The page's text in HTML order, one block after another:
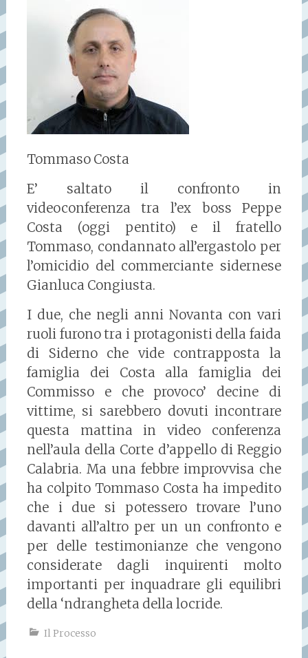
Tommaso Costa
E’ saltato il confronto in
videoconferenza tra l’ex boss Peppe
Costa (oggi pentito) e il fratello
Tommaso, condannato all’ergastolo per
l’omicidio del commerciante sidernese
Gianluca Congiusta.
I due, che negli anni Novanta con vari
ruoli furono tra i protagonisti della faida
di Siderno che vide contrapposta la
famiglia dei Costa alla famiglia dei
Commisso e che provoco’ decine di
vittime, si sarebbero dovuti incontrare
questa mattina in video conferenza
nell’aula della Corte d’appello di Reggio
Calabria. Ma una febbre improvvisa che
ha colpito Tommaso Costa ha impedito
che i due si potessero trovare l’uno
davanti all’altro per un un confronto e
per delle testimonianze che vengono
considerate dagli inquirenti molto
importanti per inquadrare gli equilibri
della ‘ndrangheta della locride.
Il Processo